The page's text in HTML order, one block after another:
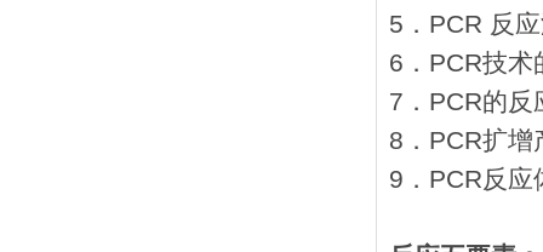
5．PCR 反
6．PCR技术
7．PCR的反
8．PCR扩增
9．PCR反应